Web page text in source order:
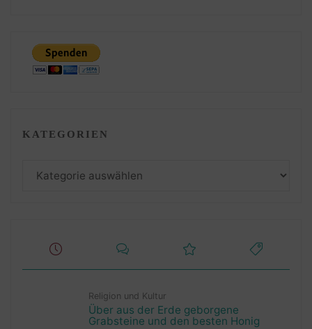
KATEGORIEN
Religion und Kultur
Über aus der Erde geborgene
Grabsteine und den besten Honig